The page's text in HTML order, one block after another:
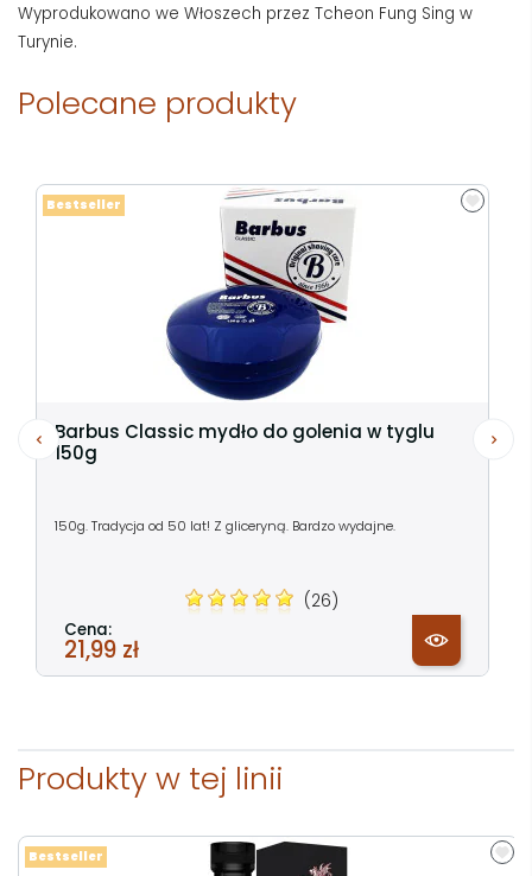
Wyprodukowano we Włoszech przez Tcheon Fung Sing w
Turynie.
Polecane produkty
Barbus Classic mydło do golenia w tyglu
150g
150g. Tradycja od 50 lat! Z gliceryną. Bardzo wydajne.
(26)
Cena:
21,99 zł
Bestseller
Produkty w tej linii
Bestseller